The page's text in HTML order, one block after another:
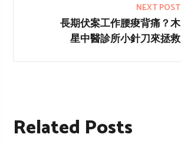
NEXT POST
長期伏案工作腰痠背痛？木
星中醫診所小針刀來拯救
Related Posts